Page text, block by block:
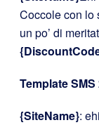
Coccole con lo
un po’ di
Template SMS
{SiteName}: ehi